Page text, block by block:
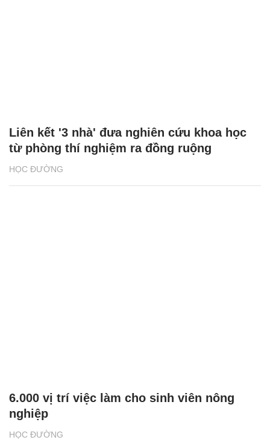
HỌC ĐƯỜNG
Liên kết '3 nhà' đưa nghiên cứu khoa học
từ phòng thí nghiệm ra đồng ruộng
HỌC ĐƯỜNG
6.000 vị trí việc làm cho sinh viên nông
nghiệp